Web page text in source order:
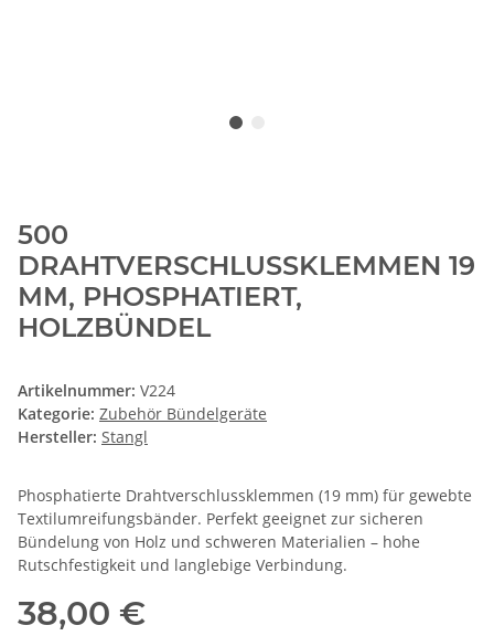
500
DRAHTVERSCHLUSSKLEMMEN 19
MM, PHOSPHATIERT,
HOLZBÜNDEL
Artikelnummer: V224
Kategorie: Zubehör Bündelgeräte
Hersteller: Stangl
Phosphatierte Drahtverschlussklemmen (19 mm) für gewebte
Textilumreifungsbänder. Perfekt geeignet zur sicheren
Bündelung von Holz und schweren Materialien – hohe
Rutschfestigkeit und langlebige Verbindung.
38,00 €